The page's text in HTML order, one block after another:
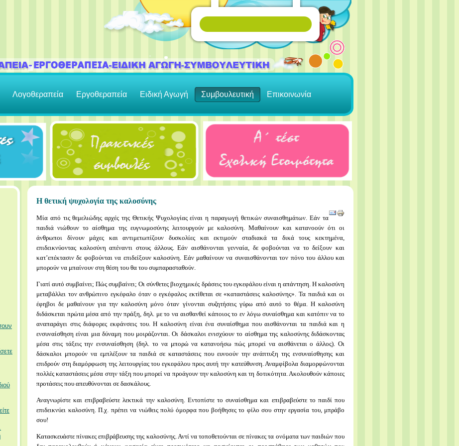
Λογοθεραπεία Εργοθεραπεία Ειδική Αγωγή Συμβουλευτική Επικοινωνία
Η θετική ψυχολογία της καλοσύνης
Μία από τις θεμελιώδης αρχές της Θετικής Ψυχολογίας είναι η παραγωγή θετικών συναισθημάτων. Εάν τα
παιδιά νιώθουν το αίσθημα της ευγνωμοσύνης λειτουργούν με καλοσύνη. Μαθαίνουν και κατανοούν ότι οι
άνθρωποι δίνουν μάχες και αντιμετωπίζουν δυσκολίες και εκτιμούν σταδιακά τα δικά τους κεκτημένα,
επιδεικνύοντας καλοσύνη απέναντι στους άλλους. Εάν αισθάνονται γενναία, δε φοβούνται να το δείξουν και
κατ’επέκτασιν δε φοβούνται να επιδείξουν καλοσύνη. Εάν μαθαίνουν να συναισθάνονται τον πόνο του άλλου και
μπορούν να μπαίνουν στη θέση του θα του συμπαρασταθούν.
Γιατί αυτό συμβαίνει; Πώς συμβαίνει; Oι σύνθετες βιοχημικές δράσεις του εγκεφάλου είναι η απάντηση. Η καλοσύνη
μεταβάλλει τον ανθρώπινο εγκέφαλο όταν ο εγκέφαλος εκτίθεται σε «καταστάσεις καλοσύνης». Τα παιδιά και οι
έφηβοι δε μαθαίνουν για την καλοσύνη μόνο όταν γίνονται συζητήσεις γύρω από αυτό το θέμα. Η καλοσύνη
διδάσκεται πρώτα μέσα από την πράξη, δηλ. με το να αισθανθεί κάποιος το εν λόγω συναίσθημα και κατόπιν να το
αναπαράγει στις διάφορες εκφάνσεις του. Η καλοσύνη είναι ένα συναίσθημα που αισθάνονται τα παιδιά και η
ενσυναίσθηση είναι μια δύναμη που μοιράζονται. Οι δάσκαλοι ενισχύουν το αίσθημα της καλοσύνης διδάσκοντας
μέσα στις τάξεις την ενσυναίσθηση (δηλ. το να μπορώ να κατανοήσω πώς μπορεί να αισθάνεται ο άλλος). Οι
δάσκαλοι μπορούν να εμπλέξουν τα παιδιά σε καταστάσεις που ευνοούν την ανάπτυξη της ενσυναίσθησης και
επιδρούν στη διαμόρφωση της λειτουργίας του εγκεφάλου προς αυτή την κατεύθυνση. Αναμφίβολα διαμορφώνονται
πολλές καταστάσεις μέσα στην τάξη που μπορεί να προάγουν την καλοσύνη και τη δοτικότητα. Ακολουθούν κάποιες
προτάσεις που απευθύνονται σε δασκάλους.
Αναγνωρίστε και επιβραβεύστε λεκτικά την καλοσύνη. Εντοπίστε το συναίσθημα και επιβραβεύστε το παιδί που
επιδεικνύει καλοσύνη. Π.χ. πρέπει να νιώθεις πολύ όμορφα που βοήθησες το φίλο σου στην εργασία του, μπράβο
σου!
Κατασκευάστε πίνακες επιβράβευσης της καλοσύνης. Αντί να τοποθετούνται σε πίνακες τα ονόματα των παιδιών που